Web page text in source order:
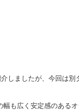
しましたが、今回は別
も広く安定感のある